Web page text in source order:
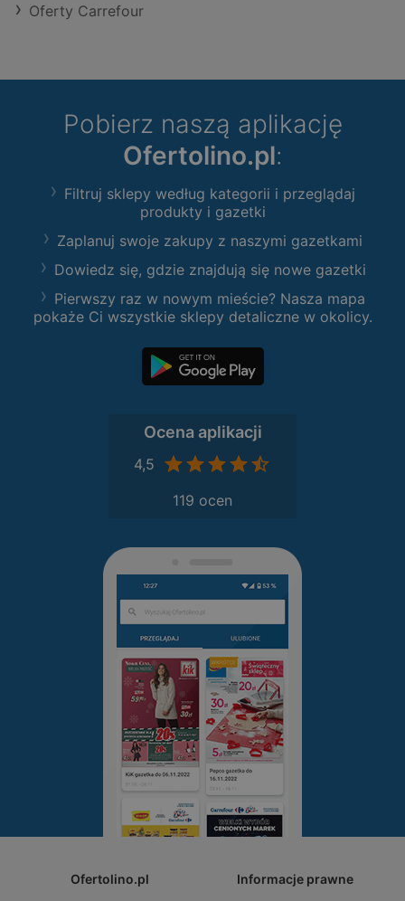
Oferty Carrefour
Pobierz naszą aplikację
Ofertolino.pl:
Filtruj sklepy według kategorii i przeglądaj
produkty i gazetki
Zaplanuj swoje zakupy z naszymi gazetkami
Dowiedz się, gdzie znajdują się nowe gazetki
Pierwszy raz w nowym mieście? Nasza mapa
pokaże Ci wszystkie sklepy detaliczne w okolicy.
Ocena aplikacji
4,5
119 ocen
Ofertolino.pl Informacje prawne